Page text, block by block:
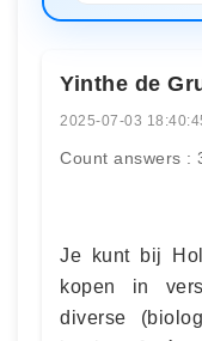
Yinthe de
2025-07-03
Count answers :
Je kunt bij
kopen in
diverse